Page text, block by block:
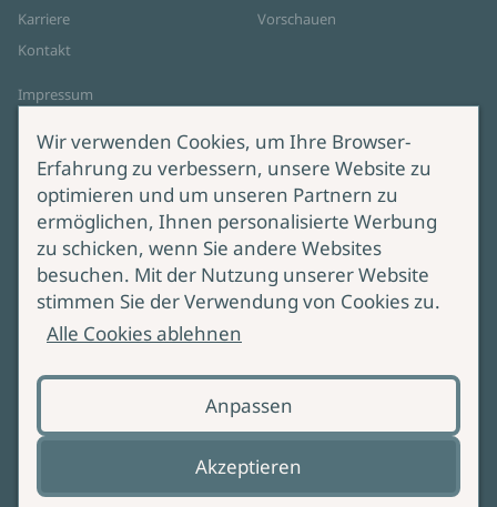
Karriere
Kontakt
Impressum
Cookie-Einstellungen
AGB Online Shop
Vorschauen
Service
Lieferung & Versand
Produktsicherheit
Bei Fragen zur Produktsicherheit
wenden Sie sich bitte an
Wir verwenden Cookies, um Ihre Browser-
Erfahrung zu verbessern, unsere Website zu
optimieren und um unseren Partnern zu
ermöglichen, Ihnen personalisierte Werbung
zu schicken, wenn Sie andere Websites
besuchen. Mit der Nutzung unserer Website
stimmen Sie der Verwendung von Cookies zu.
Alle Cookies ablehnen
Anpassen
Akzeptieren